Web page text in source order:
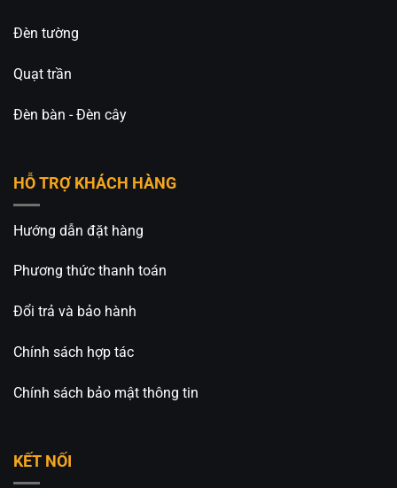
Đèn tường
Quạt trần
Đèn bàn - Đèn cây
HỖ TRỢ KHÁCH HÀNG
Hướng dẫn đặt hàng
Phương thức thanh toán
Đổi trả và bảo hành
Chính sách hợp tác
Chính sách bảo mật thông tin
KẾT NỐI